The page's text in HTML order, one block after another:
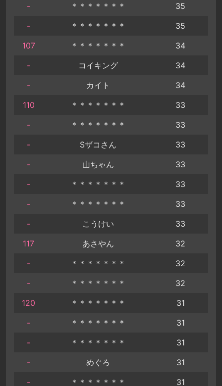
-
＊＊＊＊＊＊＊
35
-
＊＊＊＊＊＊＊
35
107
＊＊＊＊＊＊＊
34
-
コイキング
34
-
カイト
34
110
＊＊＊＊＊＊＊
33
-
＊＊＊＊＊＊＊
33
-
Sザコさん
33
-
山ちゃん
33
-
＊＊＊＊＊＊＊
33
-
＊＊＊＊＊＊＊
33
-
こうけい
33
117
あさやん
32
-
＊＊＊＊＊＊＊
32
-
＊＊＊＊＊＊＊
32
120
＊＊＊＊＊＊＊
31
-
＊＊＊＊＊＊＊
31
-
＊＊＊＊＊＊＊
31
-
めぐろ
31
-
＊＊＊＊＊＊＊
31